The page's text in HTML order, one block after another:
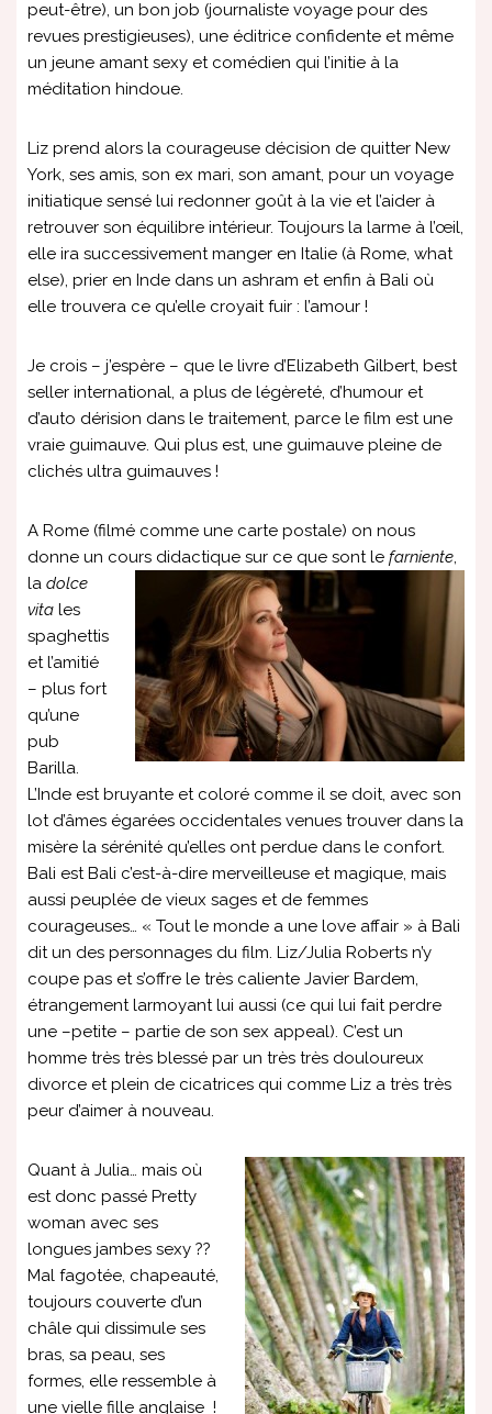
peut-être), un bon job (journaliste voyage pour des
revues prestigieuses), une éditrice confidente et même
un jeune amant sexy et comédien qui l’initie à la
méditation hindoue.
Liz prend alors la courageuse décision de quitter New
York, ses amis, son ex mari, son amant, pour un voyage
initiatique sensé lui redonner goût à la vie et l’aider à
retrouver son équilibre intérieur. Toujours la larme à l’œil,
elle ira successivement manger en Italie (à Rome, what
else), prier en Inde dans un ashram et enfin à Bali où
elle trouvera ce qu’elle croyait fuir : l’amour !
Je crois – j’espère – que le livre d’Elizabeth Gilbert, best
seller international, a plus de légèreté, d’humour et
d’auto dérision dans le traitement, parce le film est une
vraie guimauve. Qui plus est, une guimauve pleine de
clichés ultra guimauves !
A Rome (filmé comme une carte postale) on nous
donne un cours didactique sur ce que sont le farniente,
la dolce
vita les
spaghettis
et l’amitié
– plus fort
qu’une
pub
Barilla.
L’Inde est bruyante et coloré comme il se doit, avec son
lot d’âmes égarées occidentales venues trouver dans la
misère la sérénité qu’elles ont perdue dans le confort.
Bali est Bali c’est-à-dire merveilleuse et magique, mais
aussi peuplée de vieux sages et de femmes
courageuses… « Tout le monde a une love affair » à Bali
dit un des personnages du film. Liz/Julia Roberts n’y
coupe pas et s’offre le très caliente Javier Bardem,
étrangement larmoyant lui aussi (ce qui lui fait perdre
une –petite – partie de son sex appeal). C’est un
homme très très blessé par un très très douloureux
divorce et plein de cicatrices qui comme Liz a très très
peur d’aimer à nouveau.
Quant à Julia… mais où
est donc passé Pretty
woman avec ses
longues jambes sexy ??
Mal fagotée, chapeauté,
toujours couverte d’un
châle qui dissimule ses
bras, sa peau, ses
formes, elle ressemble à
une vielle fille anglaise !